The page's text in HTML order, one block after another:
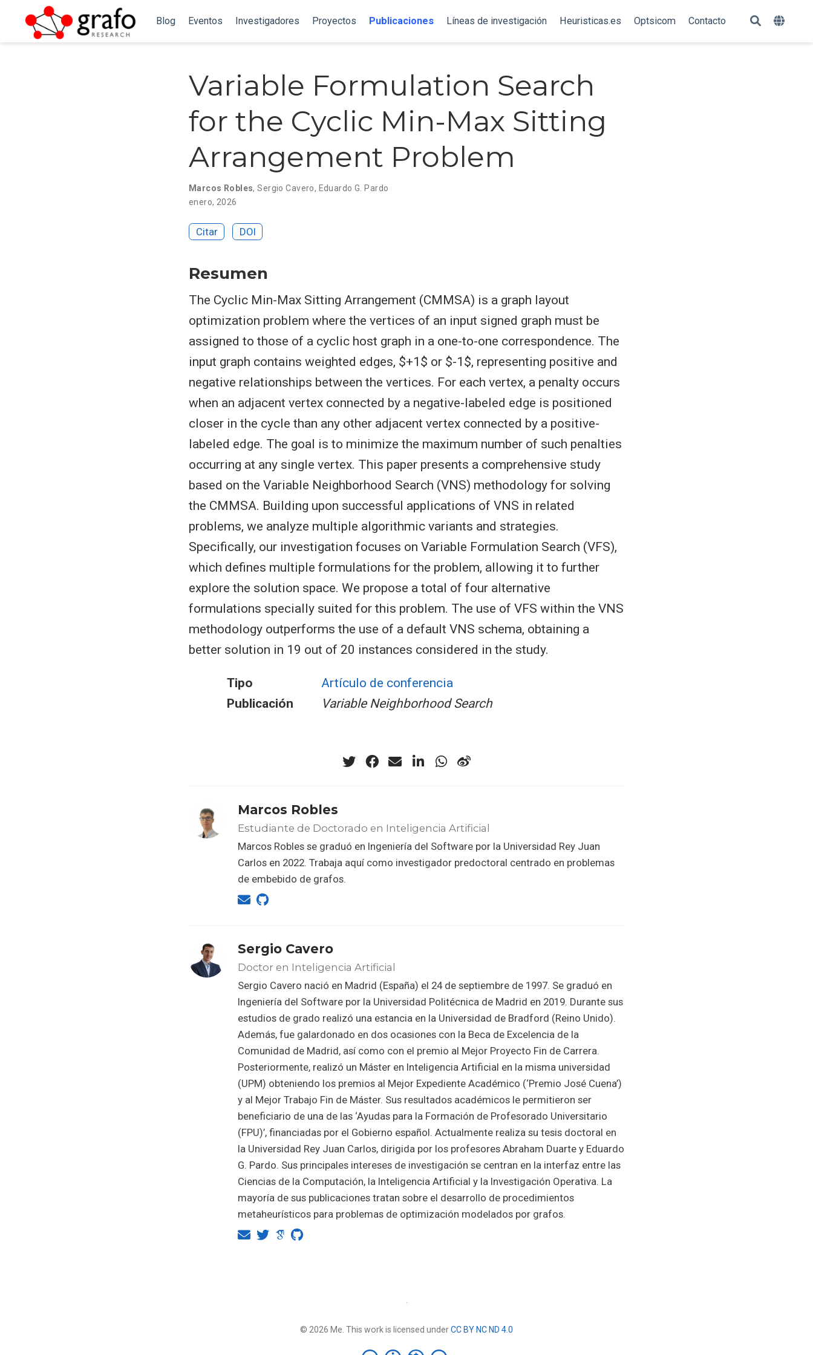
Blog Eventos Investigadores Proyectos Publicaciones Líneas de investigación Heuristicas.es Optsicom Contacto
Variable Formulation Search
for the Cyclic Min-Max Sitting
Arrangement Problem
Marcos Robles,Sergio Cavero, Eduardo G. Pardo
enero, 2026
Citar DOI
Resumen
The Cyclic Min-Max Sitting Arrangement (CMMSA) is a graph layout
optimization problem where the vertices of an input signed graph must be
assigned to those of a cyclic host graph in a one-to-one correspondence. The
input graph contains weighted edges, $+1$ or $-1$, representing positive and
negative relationships between the vertices. For each vertex, a penalty occurs
when an adjacent vertex connected by a negative-labeled edge is positioned
closer in the cycle than any other adjacent vertex connected by a positive-
labeled edge. The goal is to minimize the maximum number of such penalties
occurring at any single vertex. This paper presents a comprehensive study
based on the Variable Neighborhood Search (VNS) methodology for solving
the CMMSA. Building upon successful applications of VNS in related
problems, we analyze multiple algorithmic variants and strategies.
Specifically, our investigation focuses on Variable Formulation Search (VFS),
which defines multiple formulations for the problem, allowing it to further
explore the solution space. We propose a total of four alternative
formulations specially suited for this problem. The use of VFS within the VNS
methodology outperforms the use of a default VNS schema, obtaining a
better solution in 19 out of 20 instances considered in the study.
Tipo
Artículo de conferencia
Publicación
Variable Neighborhood Search
Marcos Robles
Estudiante de Doctorado en Inteligencia Artificial
Marcos Robles se graduó en Ingeniería del Software por la Universidad Rey Juan
Carlos en 2022. Trabaja aquí como investigador predoctoral centrado en problemas
de embebido de grafos.
Sergio Cavero
Doctor en Inteligencia Artificial
Sergio Cavero nació en Madrid (España) el 24 de septiembre de 1997. Se graduó en
Ingeniería del Software por la Universidad Politécnica de Madrid en 2019. Durante sus
estudios de grado realizó una estancia en la Universidad de Bradford (Reino Unido).
Además, fue galardonado en dos ocasiones con la Beca de Excelencia de la
Comunidad de Madrid, así como con el premio al Mejor Proyecto Fin de Carrera.
Posteriormente, realizó un Máster en Inteligencia Artificial en la misma universidad
(UPM) obteniendo los premios al Mejor Expediente Académico (‘Premio José Cuena’)
y al Mejor Trabajo Fin de Máster. Sus resultados académicos le permitieron ser
beneficiario de una de las ‘Ayudas para la Formación de Profesorado Universitario
(FPU)’, financiadas por el Gobierno español. Actualmente realiza su tesis doctoral en
la Universidad Rey Juan Carlos, dirigida por los profesores Abraham Duarte y Eduardo
G. Pardo. Sus principales intereses de investigación se centran en la interfaz entre las
Ciencias de la Computación, la Inteligencia Artificial y la Investigación Operativa. La
mayoría de sus publicaciones tratan sobre el desarrollo de procedimientos
metaheurísticos para problemas de optimización modelados por grafos.
·
© 2026 Me. This work is licensed underCC BY NC ND 4.0